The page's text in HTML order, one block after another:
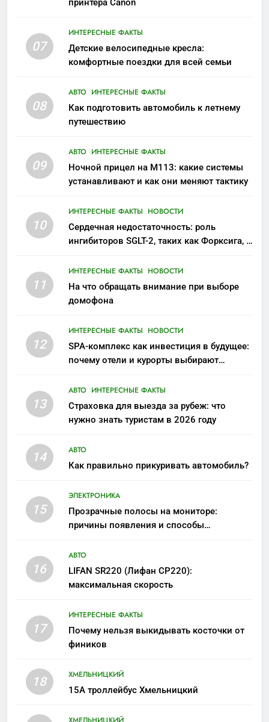
принтера Canon
07
ИНТЕРЕСНЫЕ ФАКТЫ
Детские велосипедные кресла:
комфортные поездки для всей семьи
08
АВТО ИНТЕРЕСНЫЕ ФАКТЫ
Как подготовить автомобиль к летнему
путешествию
09
АВТО ИНТЕРЕСНЫЕ ФАКТЫ
Ночной прицел на M113: какие системы
устанавливают и как они меняют тактику
10
ИНТЕРЕСНЫЕ ФАКТЫ НОВОСТИ
Сердечная недостаточность: роль
ингибиторов SGLT-2, таких как Форксига, в
11
ИНТЕРЕСНЫЕ ФАКТЫ НОВОСТИ
На что обращать внимание при выборе
домофона
12
ИНТЕРЕСНЫЕ ФАКТЫ НОВОСТИ
SPA-комплекс как инвестиция в будущее:
почему отели и курорты выбирают
13
АВТО ИНТЕРЕСНЫЕ ФАКТЫ
Страховка для выезда за рубеж: что
нужно знать туристам в 2026 году
14
АВТО
Как правильно прикуривать автомобиль?
15
ЭЛЕКТРОНИКА
Прозрачные полосы на мониторе:
причины появления и способы
16
АВТО
LIFAN SR220 (Лифан СР220):
максимальная скорость
17
ИНТЕРЕСНЫЕ ФАКТЫ
Почему нельзя выкидывать косточки от
фиников
18
ХМЕЛЬНИЦКИЙ
15А троллейбус Хмельницкий